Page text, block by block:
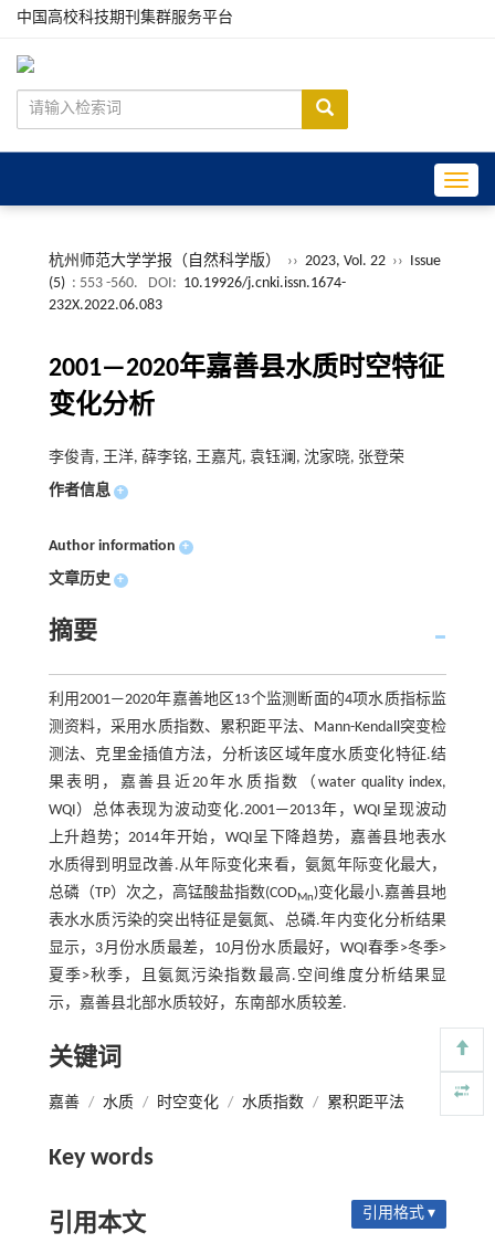
中国高校科技期刊集群服务平台
杭州师范大学学报（自然科学版） ›› 2023, Vol. 22 ›› Issue
(5) : 553 -560. DOI: 10.19926/j.cnki.issn.1674-
232X.2022.06.083
2001—2020年嘉善县水质时空特征
变化分析
李俊青, 王洋, 薛李铭, 王嘉芃, 袁钰澜, 沈家晓, 张登荣
作者信息 +
Author information +
文章历史 +
摘要
利用2001—2020年嘉善地区13个监测断面的4项水质指标监
测资料，采用水质指数、累积距平法、Mann-Kendall突变检
测法、克里金插值方法，分析该区域年度水质变化特征.结
果表明，嘉善县近20年水质指数（water quality index,
WQI）总体表现为波动变化.2001—2013年，WQI呈现波动
上升趋势；2014年开始，WQI呈下降趋势，嘉善县地表水
水质得到明显改善.从年际变化来看，氨氮年际变化最大，
总磷（TP）次之，高锰酸盐指数(CODMn)变化最小.嘉善县地
表水水质污染的突出特征是氨氮、总磷.年内变化分析结果
显示，3月份水质最差，10月份水质最好，WQI春季>冬季>
夏季>秋季，且氨氮污染指数最高.空间维度分析结果显
示，嘉善县北部水质较好，东南部水质较差.
关键词
嘉善 / 水质 / 时空变化 / 水质指数 / 累积距平法
Key words
引用本文 引用格式 ▾